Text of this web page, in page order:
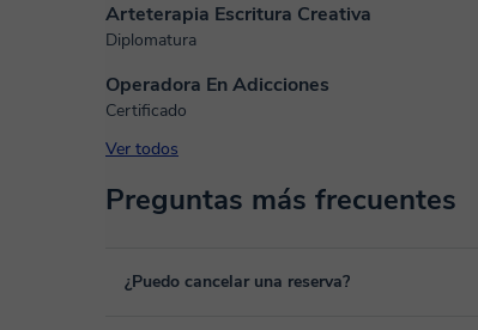
Arteterapia Escritura Creativa
Diplomatura
Operadora En Adicciones
Certificado
Ver todos
Preguntas más frecuentes
¿Puedo cancelar una reserva?